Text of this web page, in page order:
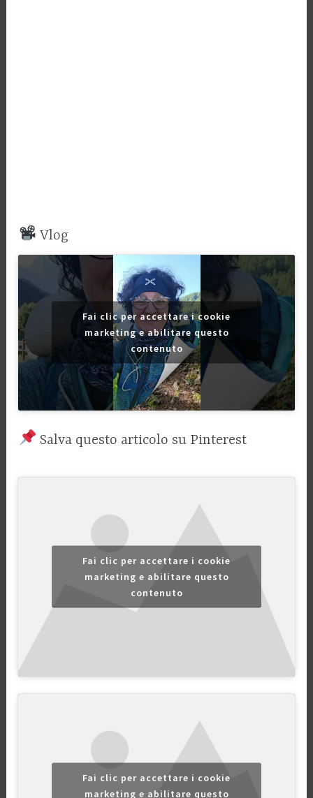
Vlog
Fai clic per accettare i cookie
marketing e abilitare questo
contenuto
Salva questo articolo su Pinterest
Fai clic per accettare i cookie
marketing e abilitare questo
contenuto
Fai clic per accettare i cookie
marketing e abilitare questo